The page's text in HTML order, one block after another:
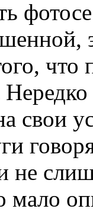
свои
не
мало